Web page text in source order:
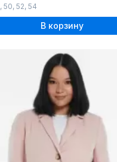
, 50, 52, 54
В корзину